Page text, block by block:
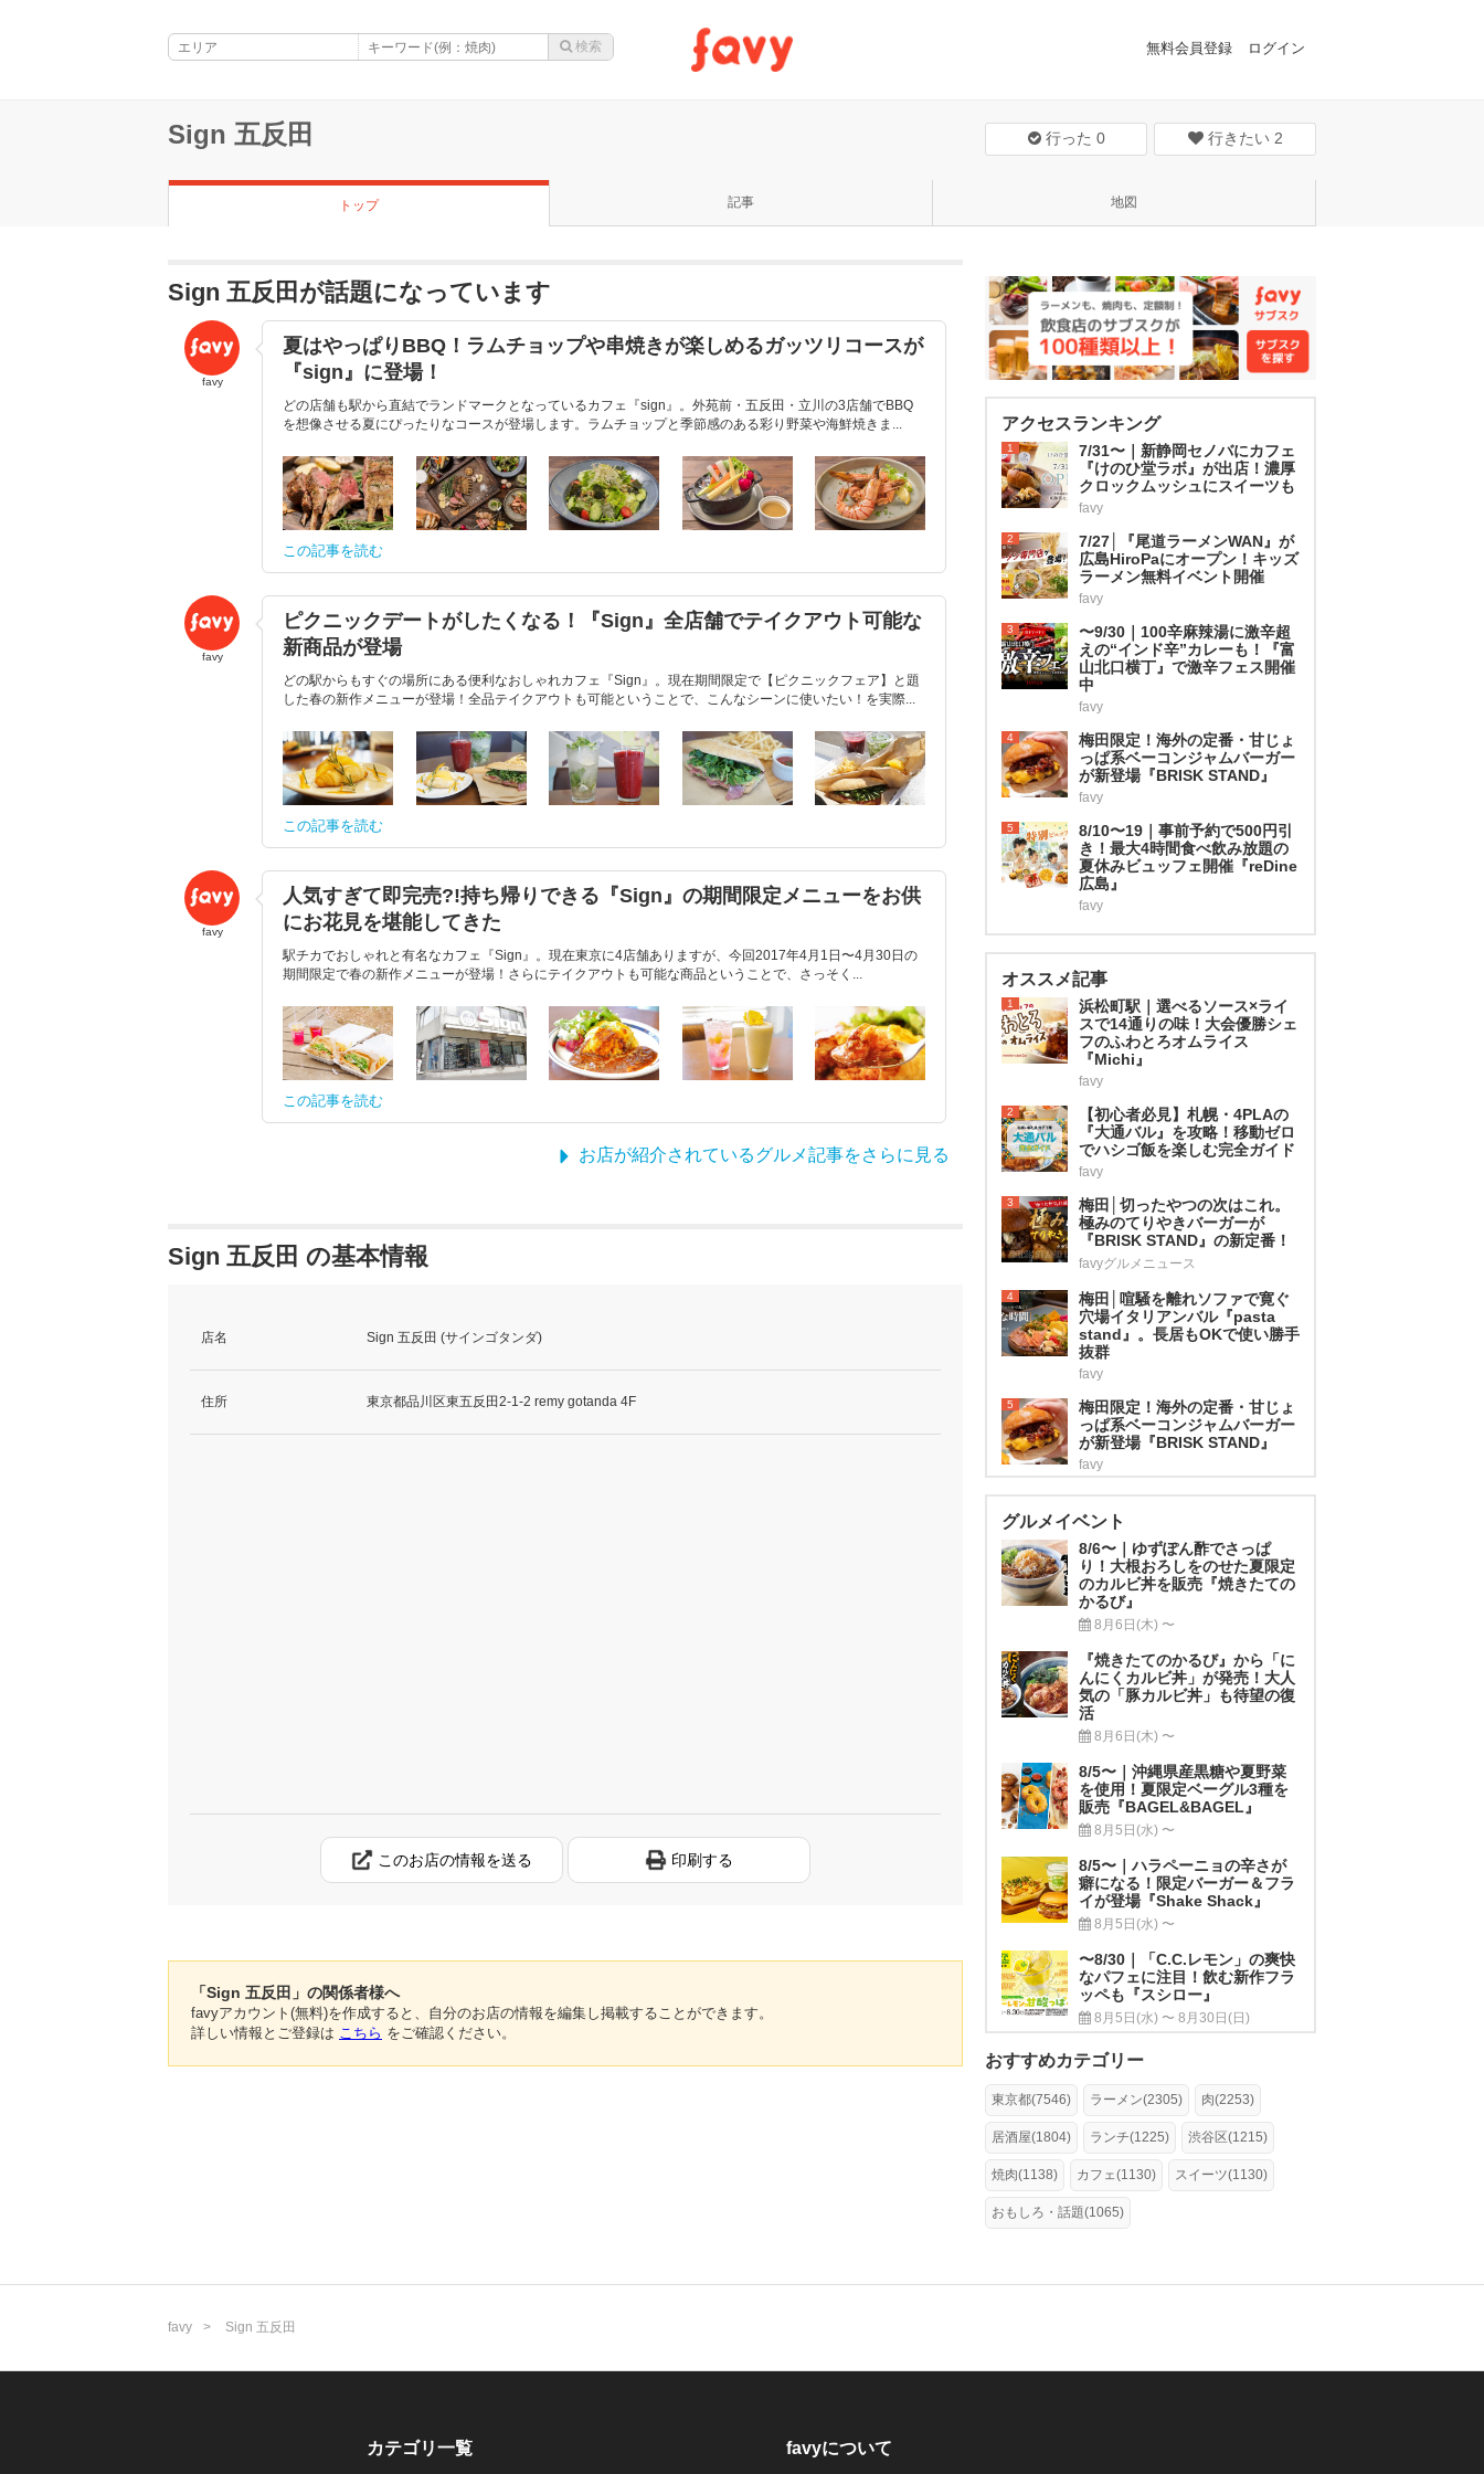
無料会員登録 ログイン
Sign 五反田 行った 0 行きたい 2
トップ 記事 地図
Sign 五反田が話題になっています
favy
夏はやっぱりBBQ！ラムチョップや串焼きが楽しめるガッツリコースが
『sign』に登場！
どの店舗も駅から直結でランドマークとなっているカフェ『sign』。外苑前・五反田・立川の3店舗でBBQ
を想像させる夏にぴったりなコースが登場します。ラムチョップと季節感のある彩り野菜や海鮮焼きま...
この記事を読む
favy
ピクニックデートがしたくなる！『Sign』全店舗でテイクアウト可能な
新商品が登場
どの駅からもすぐの場所にある便利なおしゃれカフェ『Sign』。現在期間限定で【ピクニックフェア】と題
した春の新作メニューが登場！全品テイクアウトも可能ということで、こんなシーンに使いたい！を実際...
この記事を読む
favy
人気すぎて即完売?!持ち帰りできる『Sign』の期間限定メニューをお供
にお花見を堪能してきた
駅チカでおしゃれと有名なカフェ『Sign』。現在東京に4店舗ありますが、今回2017年4月1日〜4月30日の
期間限定で春の新作メニューが登場！さらにテイクアウトも可能な商品ということで、さっそく...
この記事を読む
お店が紹介されているグルメ記事をさらに見る
Sign 五反田 の基本情報
店名 Sign 五反田 (サインゴタンダ)
住所 東京都品川区東五反田2-1-2 remy gotanda 4F
このお店の情報を送る 印刷する
「Sign 五反田」の関係者様へ
favyアカウント(無料)を作成すると、自分のお店の情報を編集し掲載することができます。
詳しい情報とご登録は こちら をご確認ください。
アクセスランキング
1
7/31〜｜新静岡セノバにカフェ
『けのひ堂ラボ』が出店！濃厚
クロックムッシュにスイーツも
favy
2
7/27│『尾道ラーメンWAN』が
広島HiroPaにオープン！キッズ
ラーメン無料イベント開催
favy
3
〜9/30｜100辛麻辣湯に激辛超
えの“インド辛”カレーも！『富
山北口横丁』で激辛フェス開催
中
favy
4
梅田限定！海外の定番・甘じょ
っぱ系ベーコンジャムバーガー
が新登場『BRISK STAND』
favy
5
8/10〜19｜事前予約で500円引
き！最大4時間食べ飲み放題の
夏休みビュッフェ開催『reDine
広島』
favy
オススメ記事
1
浜松町駅｜選べるソース×ライ
スで14通りの味！大会優勝シェ
フのふわとろオムライス
『Michi』
favy
2
【初心者必見】札幌・4PLAの
『大通バル』を攻略！移動ゼロ
でハシゴ飯を楽しむ完全ガイド
favy
3
梅田│切ったやつの次はこれ。
極みのてりやきバーガーが
『BRISK STAND』の新定番！
favyグルメニュース
4
梅田│喧騒を離れソファで寛ぐ
穴場イタリアンバル『pasta
stand』。長居もOKで使い勝手
抜群
favy
5
梅田限定！海外の定番・甘じょ
っぱ系ベーコンジャムバーガー
が新登場『BRISK STAND』
favy
グルメイベント
8/6〜｜ゆずぽん酢でさっぱ
り！大根おろしをのせた夏限定
のカルビ丼を販売『焼きたての
かるび』
8月6日(木) 〜
『焼きたてのかるび』から「に
んにくカルビ丼」が発売！大人
気の「豚カルビ丼」も待望の復
活
8月6日(木) 〜
8/5〜｜沖縄県産黒糖や夏野菜
を使用！夏限定ベーグル3種を
販売『BAGEL&BAGEL』
8月5日(水) 〜
8/5〜｜ハラペーニョの辛さが
癖になる！限定バーガー＆フラ
イが登場『Shake Shack』
8月5日(水) 〜
〜8/30｜「C.C.レモン」の爽快
なパフェに注目！飲む新作フラ
ッペも『スシロー』
8月5日(水) 〜 8月30日(日)
おすすめカテゴリー
東京都(7546) ラーメン(2305) 肉(2253)
居酒屋(1804) ランチ(1225) 渋谷区(1215)
焼肉(1138) カフェ(1130) スイーツ(1130)
おもしろ・話題(1065)
favy Sign 五反田
カテゴリ一覧 favyについて